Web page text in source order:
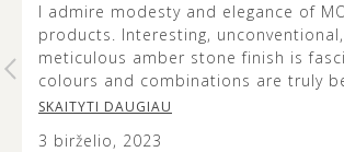
I admire modesty and elegance of
products. Interesting,
meticulous amber stone finish is
colours and combinations are truly
it’s lovely to see how the metal
SKAITYTI DAUGIAU
3 birželio, 2023